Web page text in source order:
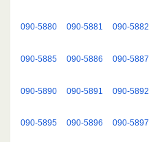
090-5880 090-5881 090-5882
090-5885 090-5886 090-5887
090-5890 090-5891 090-5892
090-5895 090-5896 090-5897